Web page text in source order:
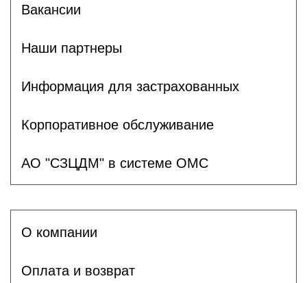
Вакансии
Наши партнеры
Информация для застрахованных
Корпоративное обслуживание
АО "СЗЦДМ" в системе ОМС
О компании
Оплата и возврат